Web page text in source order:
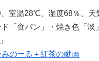
、室温28℃、湿度68％、天
ド「食パン」・焼き色「淡
のーる＋紅茶の動画